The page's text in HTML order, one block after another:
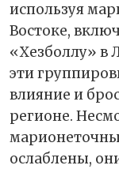
используя
Востоке,
«Хезболлу» в
эти
влияние и
регионе.
ослаблены,